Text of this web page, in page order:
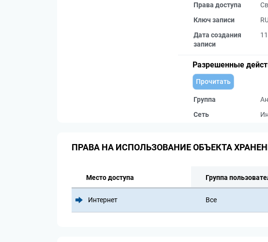
Права доступа
Ключ записи
Дата создания
записи
Разрешенные
Прочитать
Группа
Сеть
ПРАВА НА ИСПОЛЬЗОВАНИЕ ОБЪЕКТА
Место доступа Группа
Интернет Все